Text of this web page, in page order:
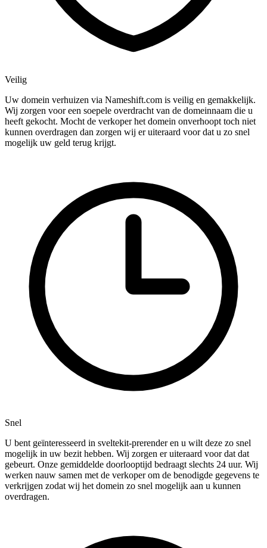
Veilig
Uw domein verhuizen via Nameshift.com is veilig en gemakkelijk.
Wij zorgen voor een soepele overdracht van de domeinnaam die u
heeft gekocht. Mocht de verkoper het domein onverhoopt toch niet
kunnen overdragen dan zorgen wij er uiteraard voor dat u zo snel
mogelijk uw geld terug krijgt.
Snel
U bent geïnteresseerd in sveltekit-prerender en u wilt deze zo snel
mogelijk in uw bezit hebben. Wij zorgen er uiteraard voor dat dat
gebeurt. Onze gemiddelde doorlooptijd bedraagt slechts 24 uur. Wij
werken nauw samen met de verkoper om de benodigde gegevens te
verkrijgen zodat wij het domein zo snel mogelijk aan u kunnen
overdragen.